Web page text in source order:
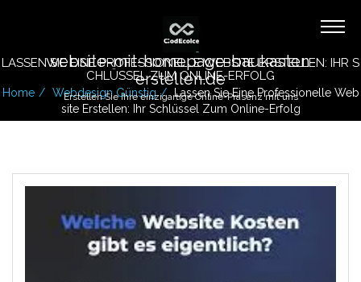
website-mit-homepage-baukasten-
erstellen.de
Erstellen Sie Ihre einzigartige Online-Präsenz mit uns
LASSEN SIE EINE PROFESSIONELLE WEBSITE ERSTELLEN: IHR S
CHLÜSSEL ZUM ONLINE-ERFOLG
Home Webdesign Günstig
Lassen Sie Eine Professionelle Web
Site Erstellen: Ihr Schlüssel Zum Online-Erfolg